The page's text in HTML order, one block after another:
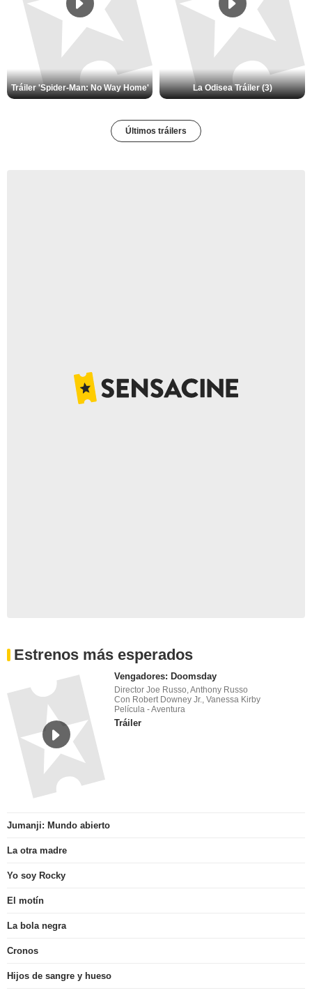
Tráiler 'Spider-Man: No Way Home' La Odisea Tráiler (3)
Últimos tráilers
Estrenos más esperados
Vengadores: Doomsday
Director Joe Russo, Anthony Russo
Con Robert Downey Jr., Vanessa Kirby
Película - Aventura
Tráiler
Jumanji: Mundo abierto
La otra madre
Yo soy Rocky
El motín
La bola negra
Cronos
Hijos de sangre y hueso